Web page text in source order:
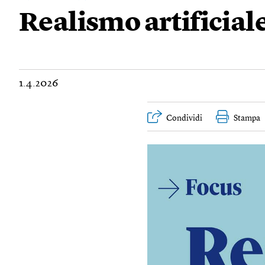
Realismo
1.4.2026
Condividi Stampa